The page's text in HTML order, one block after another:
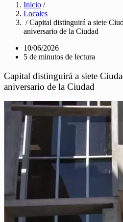
Inicio /
Locales
/ Capital distinguirá a siete
aniversario de la Ciudad
10/06/2026
5 de minutos de lectura
Capital distinguirá a siete
aniversario de la Ciudad